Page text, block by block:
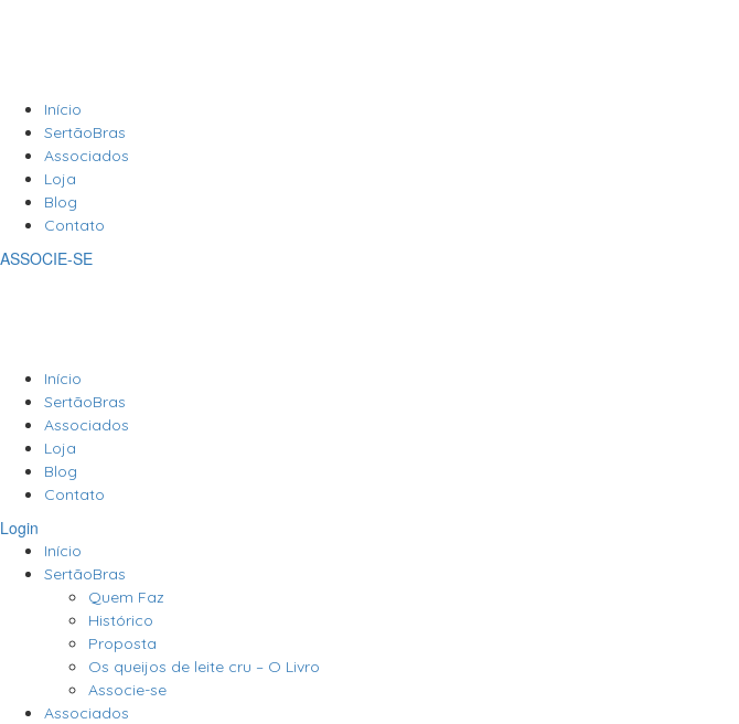
Início
SertãoBras
Associados
Loja
Blog
Contato
ASSOCIE-SE
Início
SertãoBras
Associados
Loja
Blog
Contato
Login
Início
SertãoBras
Quem Faz
Histórico
Proposta
Os queijos de leite cru – O Livro
Associe-se
Associados